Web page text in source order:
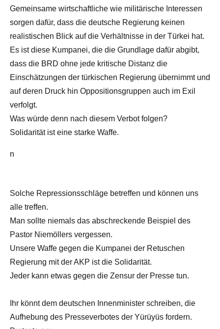
Gemeinsame wirtschaftliche wie militärische Interessen
sorgen dafür, dass die deutsche Regierung keinen
realistischen Blick auf die Verhältnisse in der Türkei hat.
Es ist diese Kumpanei, die die Grundlage dafür abgibt,
dass die BRD ohne jede kritische Distanz die
Einschätzungen der türkischen Regierung übernimmt und
auf deren Druck hin Oppositionsgruppen auch im Exil
verfolgt.
Was würde denn nach diesem Verbot folgen?
Solidarität ist eine starke Waffe.
n
Solche Repressionsschläge betreffen und können uns
alle treffen.
Man sollte niemals das abschreckende Beispiel des
Pastor Niemöllers vergessen.
Unsere Waffe gegen die Kumpanei der Retuschen
Regierung mit der AKP ist die Solidarität.
Jeder kann etwas gegen die Zensur der Presse tun.
Ihr könnt dem deutschen Innenminister schreiben, die
Aufhebung des Presseverbotes der Yürüyüs fordern.